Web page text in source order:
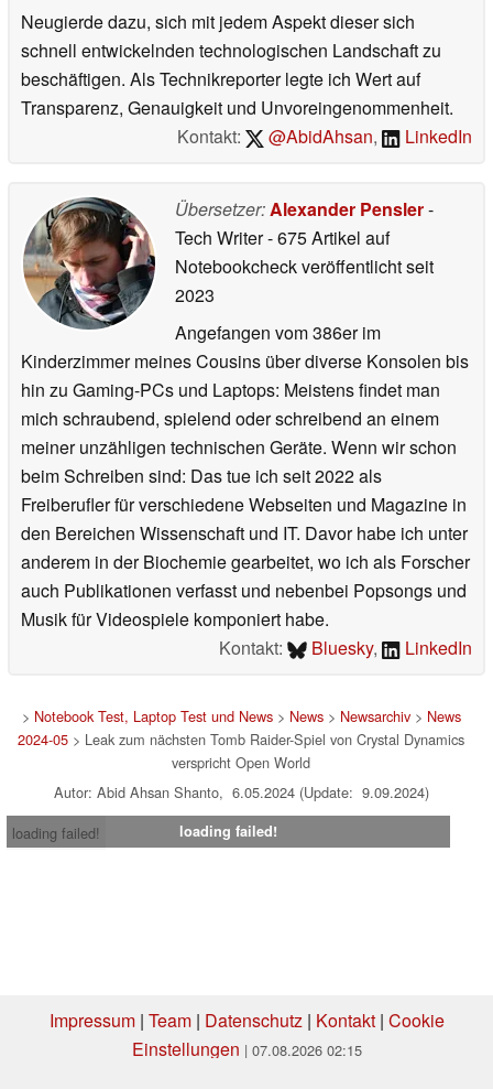
Neugierde dazu, sich mit jedem Aspekt dieser sich
schnell entwickelnden technologischen Landschaft zu
beschäftigen. Als Technikreporter legte ich Wert auf
Transparenz, Genauigkeit und Unvoreingenommenheit.
Kontakt:
@AbidAhsan, LinkedIn
Übersetzer:Alexander Pensler-
Tech Writer- 675 Artikel auf
Notebookcheck veröffentlichtseit
2023
Angefangen vom 386er im
Kinderzimmer meines Cousins über diverse Konsolen bis
hin zu Gaming-PCs und Laptops: Meistens findet man
mich schraubend, spielend oder schreibend an einem
meiner unzähligen technischen Geräte. Wenn wir schon
beim Schreiben sind: Das tue ich seit 2022 als
Freiberufler für verschiedene Webseiten und Magazine in
den Bereichen Wissenschaft und IT. Davor habe ich unter
anderem in der Biochemie gearbeitet, wo ich als Forscher
auch Publikationen verfasst und nebenbei Popsongs und
Musik für Videospiele komponiert habe.
Kontakt:
Bluesky, LinkedIn
> Notebook Test, Laptop Test und News> News> Newsarchiv> News
2024-05 > Leak zum nächsten Tomb Raider-Spiel von Crystal Dynamics
verspricht Open World
Autor: Abid Ahsan Shanto, 6.05.2024 (Update: 9.09.2024)
loading failed!
loading failed!
Impressum| Team| Datenschutz| Kontakt| Cookie
Einstellungen | 07.08.2026 02:15